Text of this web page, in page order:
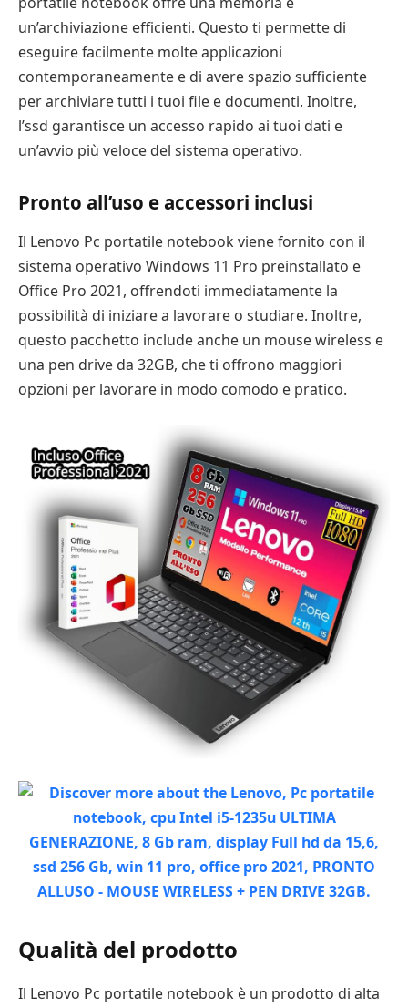
un’archiviazione efficienti. Questo ti permette di
eseguire facilmente molte applicazioni
contemporaneamente e di avere spazio sufficiente
per archiviare tutti i tuoi file e documenti. Inoltre,
l’ssd garantisce un accesso rapido ai tuoi dati e
un’avvio più veloce del sistema operativo.
Pronto all’uso e accessori inclusi
Il Lenovo Pc portatile notebook viene fornito con il
sistema operativo Windows 11 Pro preinstallato e
Office Pro 2021, offrendoti immediatamente la
possibilità di iniziare a lavorare o studiare. Inoltre,
questo pacchetto include anche un mouse wireless e
una pen drive da 32GB, che ti offrono maggiori
opzioni per lavorare in modo comodo e pratico.
Qualità del prodotto
Il Lenovo Pc portatile notebook è un prodotto di alta